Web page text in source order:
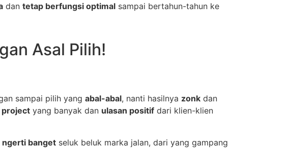
dan tetap berfungsi optimal sampai bertahun-tahun ke
Asal Pilih!
sampai pilih yang abal-abal, nanti hasilnya zonk dan
yang banyak dan ulasan positif dari klien-klien
ngerti banget seluk beluk marka jalan, dari yang gampang